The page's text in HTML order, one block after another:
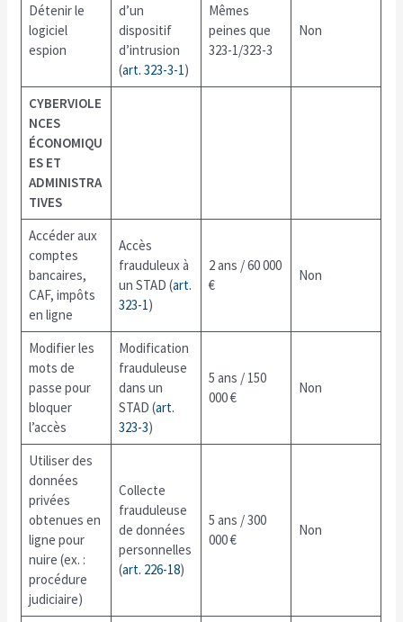
Détenir le
logiciel
espion
d’un
dispositif
d’intrusion
(art. 323-3-1)
Mêmes
peines que
323-1/323-3
Non
CYBERVIOLE
NCES
ÉCONOMIQU
ES ET
ADMINISTRA
TIVES
Accéder aux
comptes
bancaires,
CAF, impôts
en ligne
Accès
frauduleux à
un STAD (art.
323-1)
2 ans / 60 000
€
Non
Modifier les
mots de
passe pour
bloquer
l’accès
Modification
frauduleuse
dans un
STAD (art.
323-3)
5 ans / 150
000 €
Non
Utiliser des
données
privées
obtenues en
ligne pour
nuire (ex. :
procédure
judiciaire)
Collecte
frauduleuse
de données
personnelles
(art. 226-18)
5 ans / 300
000 €
Non